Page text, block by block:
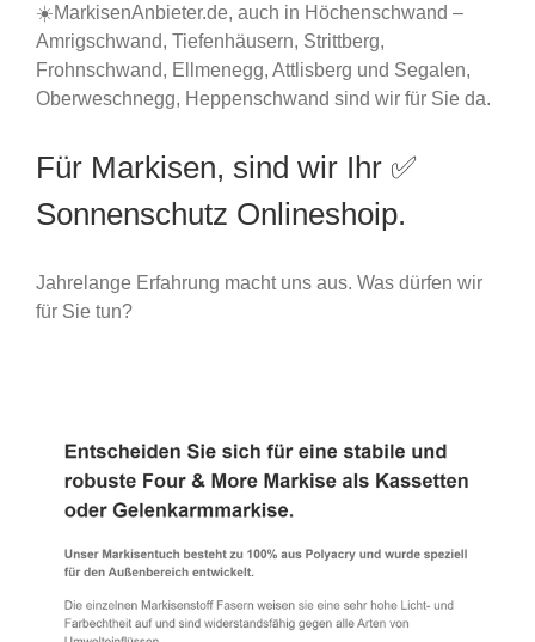
☀️MarkisenAnbieter.de, auch in Höchenschwand –
Amrigschwand, Tiefenhäusern, Strittberg,
Frohnschwand, Ellmenegg, Attlisberg und Segalen,
Oberweschnegg, Heppenschwand sind wir für Sie da.
Für Markisen, sind wir Ihr ✅
Sonnenschutz Onlineshoip.
Jahrelange Erfahrung macht uns aus. Was dürfen wir
für Sie tun?